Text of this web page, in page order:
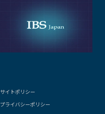
サイトポリシー
プライバシーポリシー